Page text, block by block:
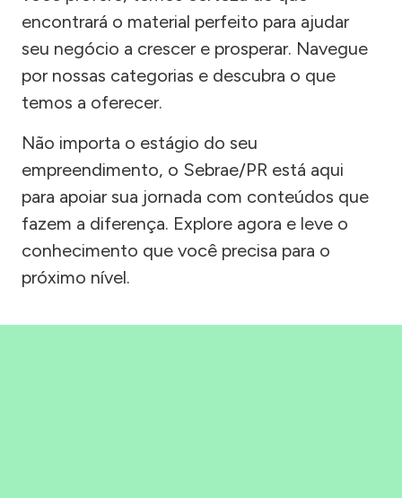
encontrará o material perfeito para ajudar
seu negócio a crescer e prosperar. Navegue
por nossas categorias e descubra o que
temos a oferecer.
Não importa o estágio do seu
empreendimento, o Sebrae/PR está aqui
para apoiar sua jornada com conteúdos que
fazem a diferença. Explore agora e leve o
conhecimento que você precisa para o
próximo nível.